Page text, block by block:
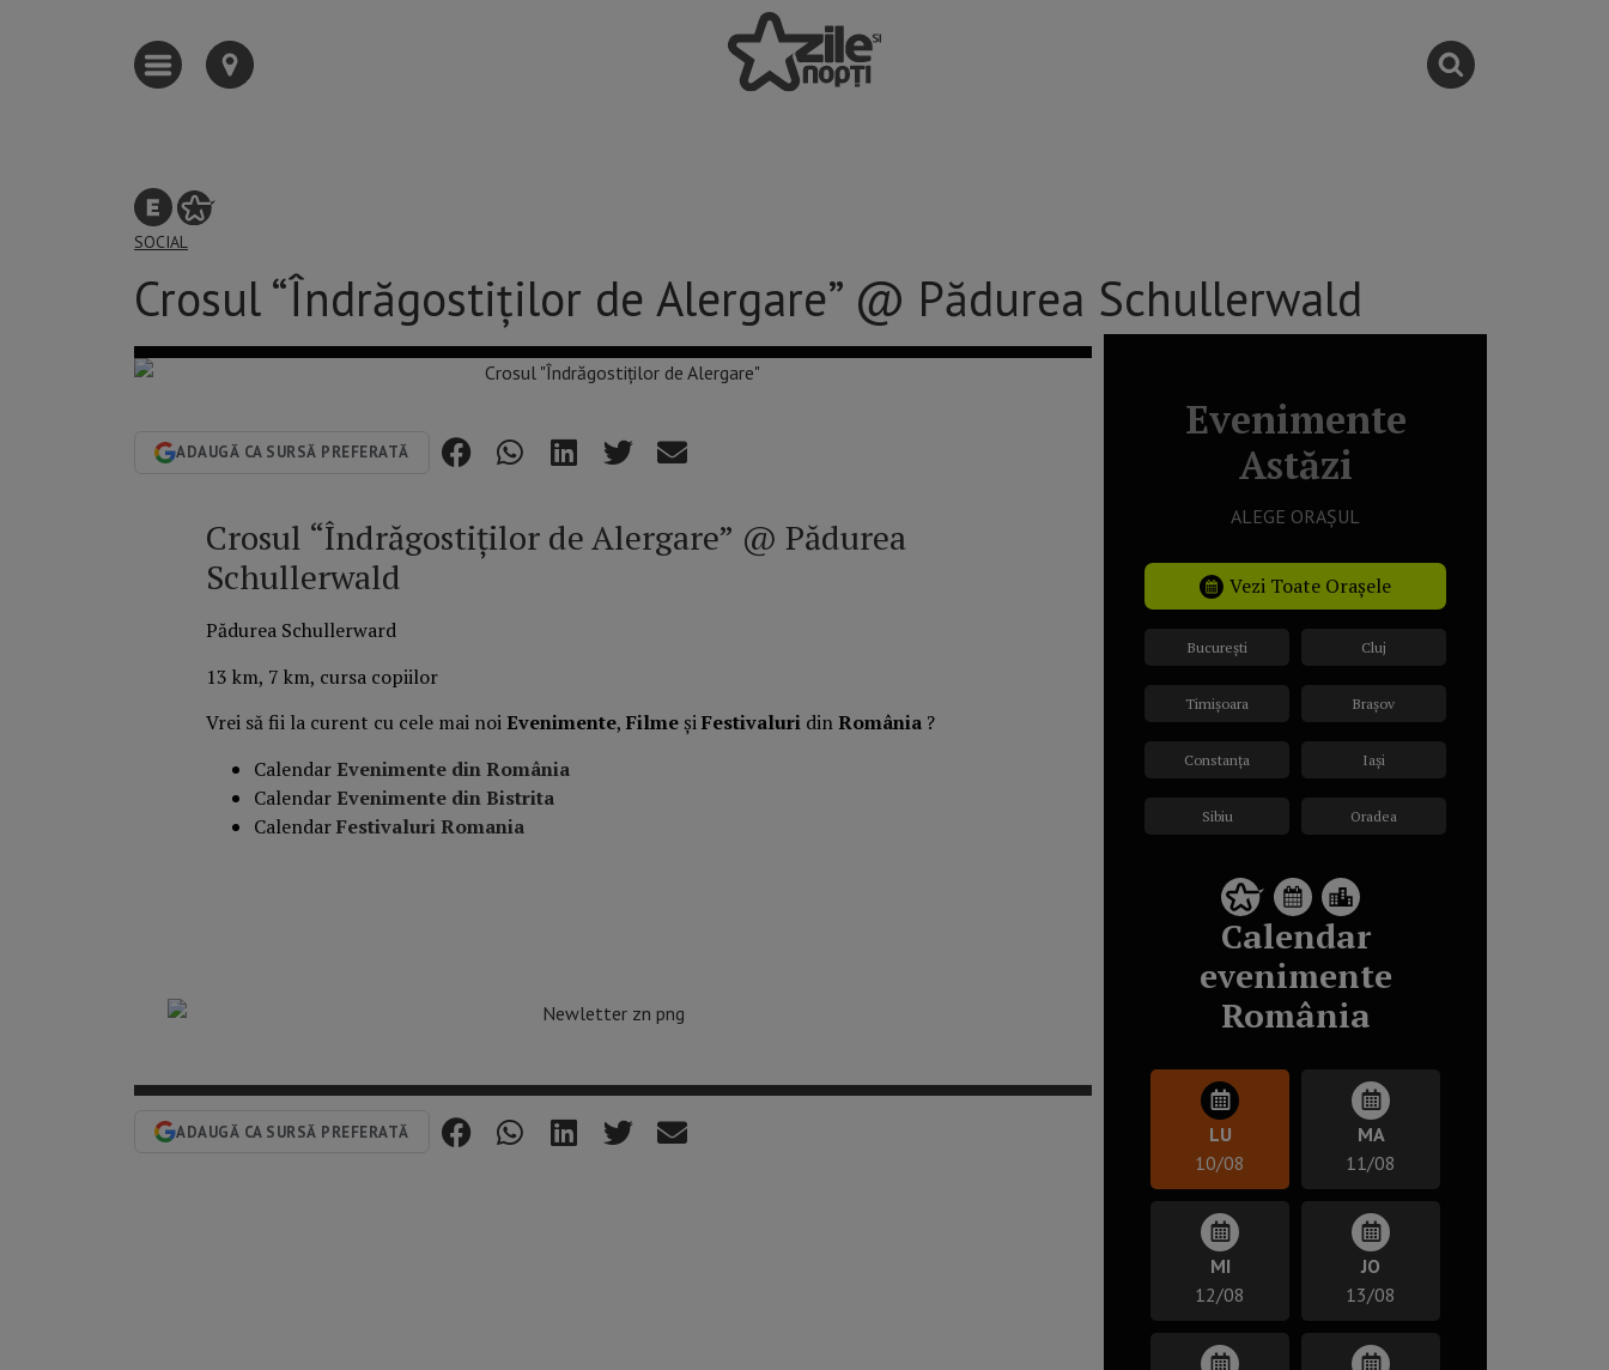
SOCIAL
Crosul “Îndrăgostiților de Alergare” @ Pădurea Schullerwald
ADAUGĂ CA SURSĂ PREFERATĂ
Crosul “Îndrăgostiților de Alergare” @ Pădurea
Schullerwald
Pădurea Schullerward
13 km, 7 km, cursa copiilor
Vrei să fii la curent cu cele mai noiEvenimente, Filme șiFestivaluri dinRomânia ?
Calendar Evenimente din România
Calendar Evenimente din Bistrita
CalendarFestivaluri Romania
ADAUGĂ CA SURSĂ PREFERATĂ
Evenimente
Astăzi
ALEGE ORAȘUL
Vezi Toate Orașele
București
Timișoara
Constanța
Sibiu
Cluj
Brașov
Iași
Oradea
Calendar
evenimente
România
LU
10/08
MA
11/08
MI
12/08
JO
13/08